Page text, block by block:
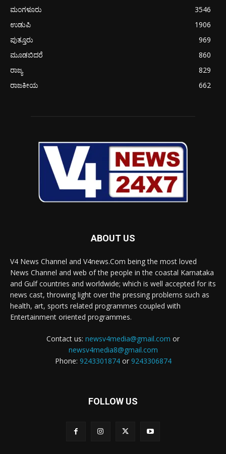
ಮಂಗಳೂರು
3546
ಉಡುಪಿ
1906
ಪುತ್ತೂರು
969
ಮೂಡಬಿದರೆ
860
ರಾಜ್ಯ
829
ರಾಜಕೀಯ
662
ABOUT US
V4 News Channel and V4news.Com being the most loved
News Channel and web of the people in the coastal Karnataka
and Gulf countries and worldwide; which is well accepted for its
news cast, throwing light over the pressing problems such as
health, art, sports related programmes coupled with
Entertainment oriented programmes.
Contact us: newsv4media@gmail.com or
newsv4media8@gmail.com
Phone: 9243301874or 9243306874
FOLLOW US